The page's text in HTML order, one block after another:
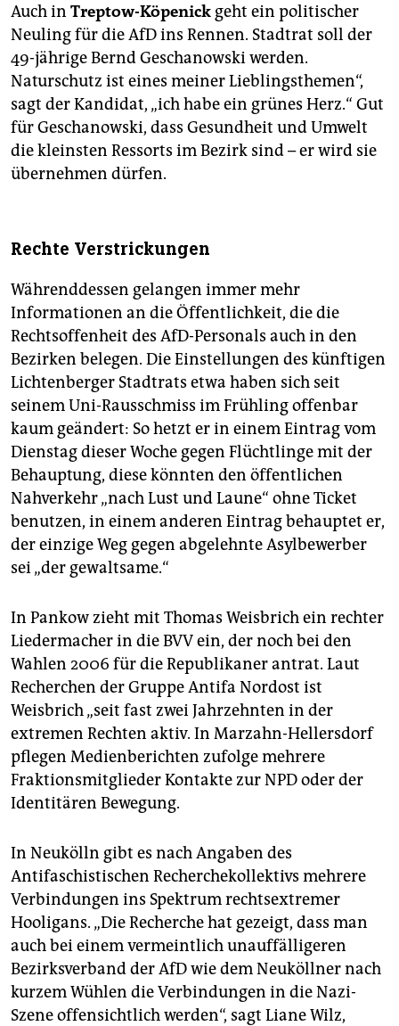
Auch in Treptow-Köpenick geht ein politischer
Neuling für die AfD ins Rennen. Stadtrat soll der
49-jährige Bernd Geschanowski werden.
Naturschutz ist eines meiner Lieblingsthemen“,
sagt der Kandidat, „ich habe ein grünes Herz.“ Gut
für Geschanowski, dass Gesundheit und Umwelt
die kleinsten Ressorts im Bezirk sind – er wird sie
übernehmen dürfen.
Rechte Verstrickungen
Währenddessen gelangen immer mehr
Informationen an die Öffentlichkeit, die die
Rechtsoffenheit des AfD-Personals auch in den
Bezirken belegen. Die Einstellungen des künftigen
Lichtenberger Stadtrats etwa haben sich seit
seinem Uni-Rausschmiss im Frühling offenbar
kaum geändert: So hetzt er in einem Eintrag vom
Dienstag dieser Woche gegen Flüchtlinge mit der
Behauptung, diese könnten den öffentlichen
Nahverkehr „nach Lust und Laune“ ohne Ticket
benutzen, in einem anderen Eintrag behauptet er,
der einzige Weg gegen abgelehnte Asylbewerber
sei „der gewaltsame.“
In Pankow zieht mit Thomas Weisbrich ein rechter
Liedermacher in die BVV ein, der noch bei den
Wahlen 2006 für die Republikaner antrat. Laut
Recherchen der Gruppe Antifa Nordost ist
Weisbrich „seit fast zwei Jahrzehnten in der
extremen Rechten aktiv. In Marzahn-Hellersdorf
pflegen Medienberichten zufolge mehrere
Fraktionsmitglieder Kontakte zur NPD oder der
Identitären Bewegung.
In Neukölln gibt es nach Angaben des
Antifaschistischen Recherchekollektivs mehrere
Verbindungen ins Spektrum rechtsextremer
Hooligans. „Die Recherche hat gezeigt, dass man
auch bei einem vermeintlich unauffälligeren
Bezirksverband der AfD wie dem Neuköllner nach
kurzem Wühlen die Verbindungen in die Nazi-
Szene offensichtlich werden“, sagt Liane Wilz,